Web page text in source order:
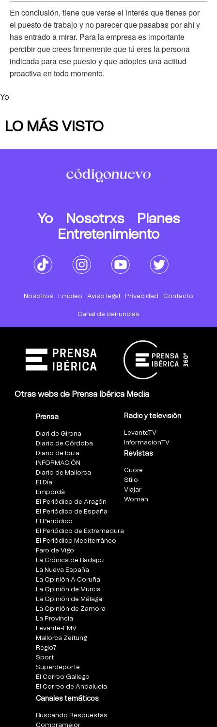
En conclusión, tiene que verse el interés que tienes por
el puesto de trabajo y no parecer que pasabas por ahí y
has entrado a mirar. Para la empresa es importante
percibir que crees firmemente que tú eres la persona
indicada para ese puesto y que adoptes una actitud
proactiva en todo momento.
Yo
LO MÁS VISTO
Yo Nosotrxs
Planes
Entretenimiento
Nosotros Empleo Aviso legal Privacidad Contacto
Canal de denuncias
Otras webs de Prensa Ibérica Media
Prensa
Diari de Girona
Diario de Córdoba
Diario de Ibiza
INFORMACIÓN
Diario de Mallorca
El Día
Empordà
El Periódico de Aragón
El Periódico de España
El Periódico
El Periódico de Extremadura
El Periódico Mediterráneo
Faro de Vigo
La Crónica de Badajoz
La Nueva España
La Opinión A Coruña
La Opinión de Murcia
La Opinión de Málaga
La Opinión de Zamora
La Provincia
Levante-EMV
Mallorca Zeitung
Regio7
Sport
Superdeporte
El Correo Gallego
El Correo de Andalucia
Canales temáticos
Buscando Respuestas
Compramejor
Radio y televisión
LevanteTV
InformacionTV
Revistas
Cuore
Stilo
Viajar
Woman